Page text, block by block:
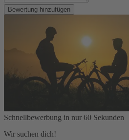
Bewertung hinzufügen
Schnellbewerbung in nur 60 Sekunden
Wir suchen dich!